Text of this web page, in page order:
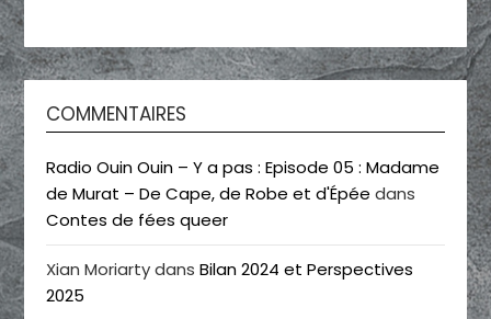
COMMENTAIRES
Radio Ouin Ouin – Y a pas : Episode 05 : Madame
de Murat – De Cape, de Robe et d'Épée dans
Contes de fées queer
Xian MoriartydansBilan 2024 et Perspectives
2025